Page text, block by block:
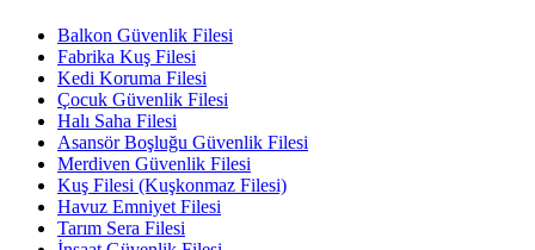
Balkon Güvenlik Filesi
Fabrika Kuş Filesi
Kedi Koruma Filesi
Çocuk Güvenlik Filesi
Halı Saha Filesi
Asansör Boşluğu Güvenlik Filesi
Merdiven Güvenlik Filesi
Kuş Filesi (Kuşkonmaz Filesi)
Havuz Emniyet Filesi
Tarım Sera Filesi